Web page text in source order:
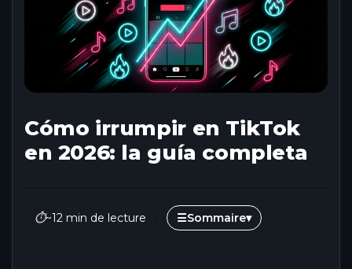
Cómo irrumpir en TikTok
en 2026: la guía completa
⏱~12 min de lecture ☰Sommaire▾